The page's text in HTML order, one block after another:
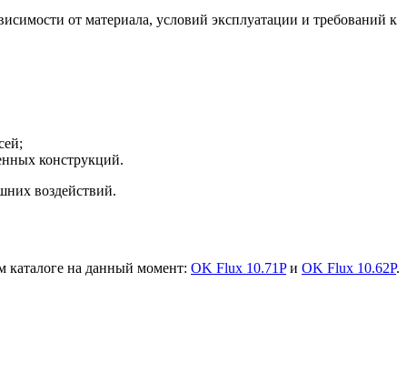
от материала, условий эксплуатации и требований к
конструкций.
воздействий.
каталоге на данный момент: OK Flux 10.71Pи OK Flux 10.62Р.